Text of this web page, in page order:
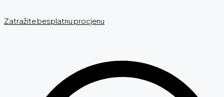
Zatražite besplatnu procjenu